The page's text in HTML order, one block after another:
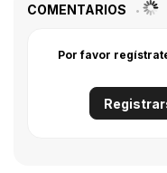
COMENTARIOS
Por favor